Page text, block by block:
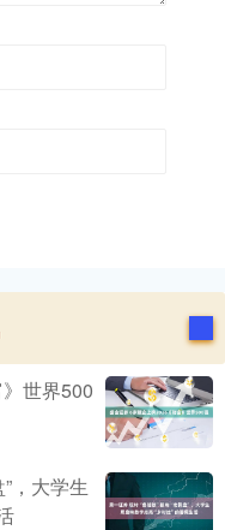
世界500
，大学生